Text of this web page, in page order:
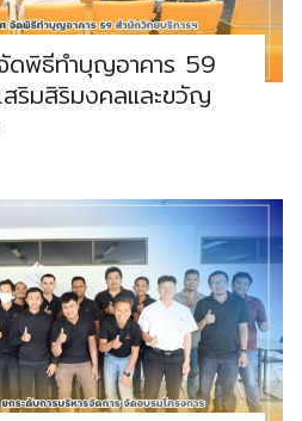
ดพิธีทำบุญอาคาร 59
สริมสิริมงคลและขวัญ